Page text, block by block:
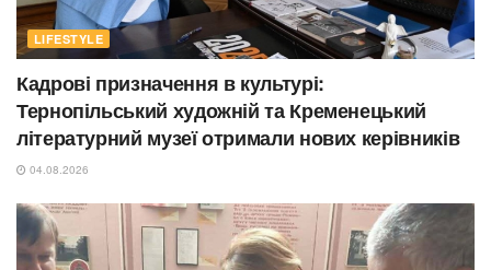
LIFESTYLE
Кадрові призначення в культурі:
Тернопільський художній та Кременецький
літературний музеї отримали нових керівників
04.08.2026